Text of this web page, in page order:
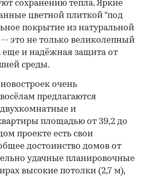
сохранению тепла. Яркие
цветной плиткой "под
покрытие из натуральной
это не только великолепный
еще и надёжная защита от
среды.
очень
предлагаются
и
площадью от 39,2 до
проекте есть свои
достоинство домов от
удачные планировочные
высокие потолки (2,7 м),